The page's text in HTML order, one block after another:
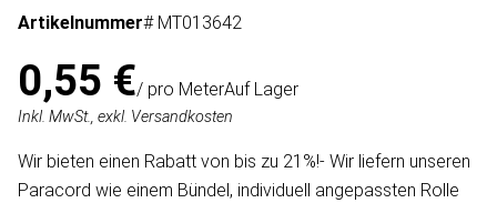
Artikelnummer# MT013642
0,55 €/ pro MeterAuf Lager
Inkl. MwSt., exkl. Versandkosten
Wir bieten einen Rabatt von bis zu 21%!- Wir liefern unseren
Paracord wie einem Bündel, individuell angepassten Rolle